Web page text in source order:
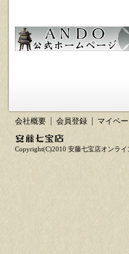
会社概要 会員登録 マイペ
Copyright(C)2010 安藤七宝店オンライ